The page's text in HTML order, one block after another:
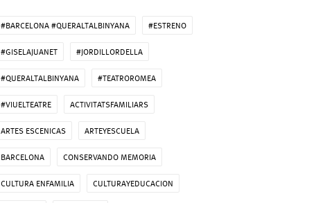
#BARCELONA #QUERALTALBINYANA #ESTRENO
#GISELAJUANET #JORDILLORDELLA
#QUERALTALBINYANA #TEATROROMEA
#VIUELTEATRE ACTIVITATSFAMILIARS
ARTES ESCENICAS ARTEYESCUELA
BARCELONA CONSERVANDO MEMORIA
CULTURA ENFAMILIA CULTURAYEDUCACION